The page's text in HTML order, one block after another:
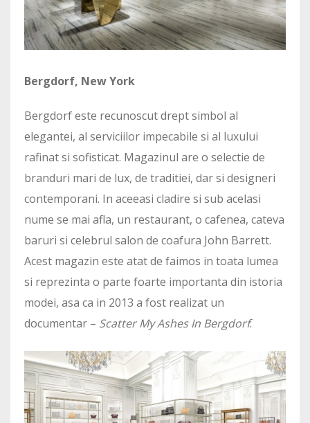
Bergdorf, New York
Bergdorf este recunoscut drept simbol al
elegantei, al serviciilor impecabile si al luxului
rafinat si sofisticat. Magazinul are o selectie de
branduri mari de lux, de traditiei, dar si designeri
contemporani. In aceeasi cladire si sub acelasi
nume se mai afla, un restaurant, o cafenea, cateva
baruri si celebrul salon de coafura John Barrett.
Acest magazin este atat de faimos in toata lumea
si reprezinta o parte foarte importanta din istoria
modei, asa ca in 2013 a fost realizat un
documentar – Scatter My Ashes In Bergdorf.